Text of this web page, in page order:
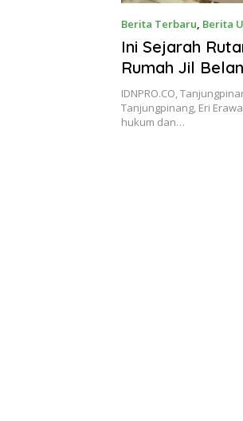
Berita Terbaru, Berita
Ini Sejarah
Rumah Jil
Portugis
IDNPRO.CO,
Tanjungpinang, Eri
hukum dan…